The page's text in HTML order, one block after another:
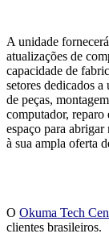
A unidade
atualizações de
capacidade de
setores dedicados
de peças,
computador,
espaço para
à sua ampla oferta
O Okuma Tech
clientes brasileiros.